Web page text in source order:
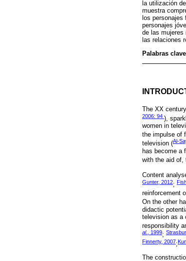
la utilización
muestra
los
personajes
de las mujeres
las relaciones
Palabras
The XX
2006: 94 ),
women in
the impulse of
television (Al-
has become a
with the aid of,
Content
Gunter, 2012;
reinforcement
On the other
didactic
television as a
responsibility
al., 1999;
Finnerty, 2007;
The